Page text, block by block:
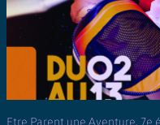
Etre Parent une Aventure, 7e